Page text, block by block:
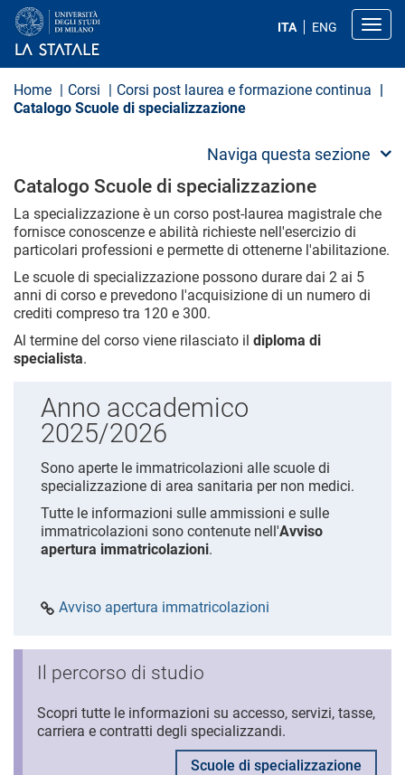
a
ITA ENG
Home Corsi
Corsi post laurea e formazione continua
Catalogo Scuole di specializzazione
Naviga questa sezione
Catalogo Scuole di specializzazione
La specializzazione è un corso post-laurea magistrale che
fornisce conoscenze e abilità richieste nell'esercizio di
particolari professioni e permette di ottenerne l'abilitazione.
Le scuole di specializzazione possono durare dai 2 ai 5
anni di corso e prevedono l'acquisizione di un numero di
crediti compreso tra 120 e 300.
Al termine del corso viene rilasciato il diploma di
specialista.
Anno accademico
2025/2026
Sono aperte le immatricolazioni alle scuole di
specializzazione di area sanitaria per non medici.
Tutte le informazioni sulle ammissioni e sulle
immatricolazioni sono contenute nell'Avviso
apertura immatricolazioni.
Avviso apertura immatricolazioni
Il percorso di studio
Scopri tutte le informazioni su accesso, servizi, tasse,
carriera e contratti degli specializzandi.
Scuole di specializzazione